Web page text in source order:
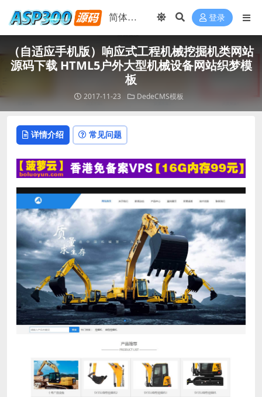
登录
（自适应手机版）响应式工程机械挖掘机类网站
源码下载 HTML5户外大型机械设备网站织梦模
板
2017-11-23 DedeCMS模板
详情介绍 常见问题